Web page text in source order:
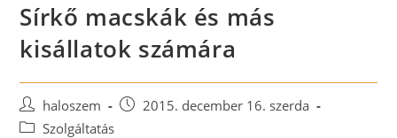
Sírkő macskák és más
kisállatok számára
Post
author:
haloszem
Post2015. december 16. szerda
PostSzolgáltatás